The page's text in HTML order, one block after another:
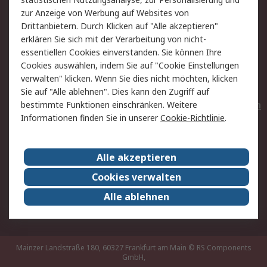
Hilfe
Privatkunden
Rechtliches
AGB
Datenschutz
Cookie-Richtlinie
Zahlungsbedingungen
Copyright/Impressum
Entsorgung
Elektrogeräte/Batterien
RS weltweit
Karriere bei RS
Nachhaltigkeit
Qualität/Umwelt/ZertifikatePresse-Center
Event-Center
Mainzer Landstraße 180, 60327 Frankfurt am Main © RS Components
GmbH,
zur Anzeige von Werbung auf Websites von
Drittanbietern. Durch Klicken auf "Alle akzeptieren"
erklären Sie sich mit der Verarbeitung von nicht-
essentiellen Cookies einverstanden. Sie können Ihre
Cookies auswählen, indem Sie auf "Cookie Einstellungen
verwalten" klicken. Wenn Sie dies nicht möchten, klicken
Sie auf "Alle ablehnen". Dies kann den Zugriff auf
bestimmte Funktionen einschränken. Weitere
Informationen finden Sie in unsererCookie-Richtlinie.
Alle akzeptieren
Cookies verwalten
Alle ablehnen